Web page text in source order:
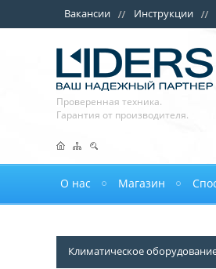
Вакансии Инструкции
Проверенная техника.
Гарантия от производителя.
О нас Магазин
Климатическое